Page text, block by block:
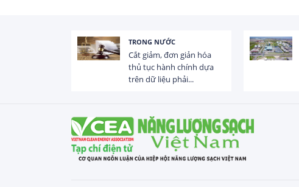
TRONG NƯỚC
Cắt giảm, đơn giản hóa
thủ tục hành chính dựa
trên dữ liệu phải...